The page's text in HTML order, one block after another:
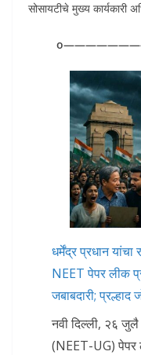
सोसायटीचे मुख्य कार्यकारी
धर्मेंद्र प्रधान यांचा
NEET पेपर लीक
जबाबदारी; प्रल्हाद
नवी दिल्ली, २६ जुलै
(NEET-UG) पेपर